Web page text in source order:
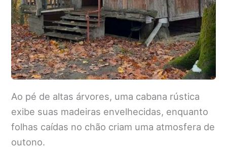
Ao pé de altas árvores, uma cabana rústica
exibe suas madeiras envelhecidas, enquanto
folhas caídas no chão criam uma atmosfera de
outono.